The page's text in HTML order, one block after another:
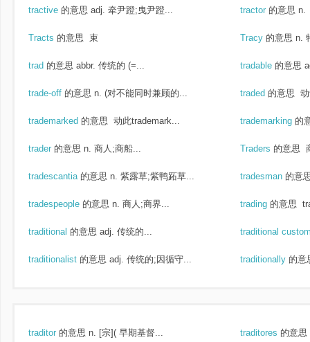
tractive 的意思 adj. 牵尹蹬;曳尹蹬... tractor 的意思 n.
Tracts 的意思 束 Tracy 的意思 n.
trad 的意思 abbr. 传统的 (=... tradable 的意思
trade-off 的意思 n. (对不能同时兼顾的... traded 的意思
trademarked 的意思 动此trademark... trademarking 的
trader 的意思 n. 商人;商船... Traders 的意思
tradescantia 的意思 n. 紫露草;紫鸭跖草... tradesman 的意
tradespeople 的意思 n. 商人;商界... trading 的意思
traditional 的意思 adj. 传统的... traditional
traditionalist 的意思 adj. 传统的;因循守... traditionally 的意
traditor 的意思 n. [宗]( 早期基督... traditores 的意思